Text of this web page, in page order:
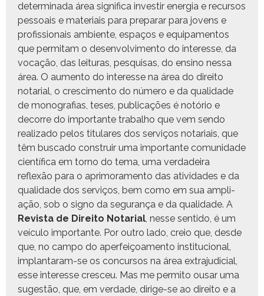
deter­mi­na­da área sig­nifi­ca inve­stir ener­gia e recur­sos
pes­soais e mate­ri­ais para preparar para jovens e
profis­sion­ais ambi­ente, espaços e equipa­men­tos
que per­mi­tam o desen­volvi­men­to do inter­esse, da
vocação, das leituras, pesquisas, do ensi­no nes­sa
área. O aumen­to do inter­esse na área do dire­ito
notar­i­al, o cresci­men­to do número e da qual­i­dade
de mono­grafias, teses, pub­li­cações é notório e
decorre do impor­tante tra­bal­ho que vem sendo
real­iza­do pelos tit­u­lares dos serviços notari­ais, que
têm bus­ca­do con­stru­ir uma impor­tante comu­nidade
cien­tí­fi­ca em torno do tema, uma ver­dadeira
reflexão para o apri­mora­men­to das ativi­dades e da
qual­i­dade dos serviços, bem como em sua ampli­
ação, sob o sig­no da segu­rança e da qual­i­dade. A
Revista de Dire­ito Notar­i­al, nesse sen­ti­do, é um
veícu­lo impor­tante. Por out­ro lado, creio que, des­de
que, no cam­po do aper­feiçoa­men­to insti­tu­cional,
implan­taram-se os con­cur­sos na área extra­ju­di­cial,
esse inter­esse cresceu. Mas me per­mi­to ousar uma
sug­estão, que, em ver­dade, dirige-se ao dire­ito e a